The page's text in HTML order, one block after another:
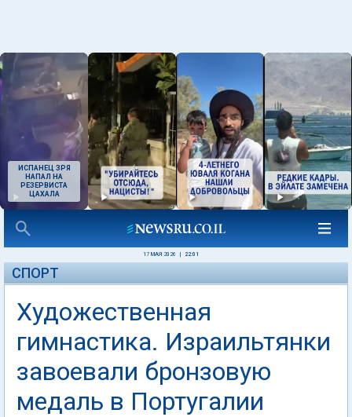
ИСПАНЕЦ ЗРЯ
НАПАЛ НА
РЕЗЕРВИСТА
ЦАХАЛА
17 МАЯ 2026 22:01
СПОРТ
Художественная
гимнастика. Израильтянки
завоевали бронзовую
медаль в Португалии